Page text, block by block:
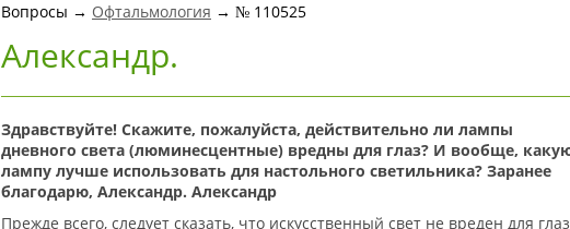
Вопросы → Офтальмология → № 110525
Александр.
Здравствуйте! Скажите, пожалуйста, действительно ли лампы
дневного света (люминесцентные) вредны для глаз? И вообще,
лампу лучше использовать для настольного светильника? Заранее
благодарю, Александр. Александр
Прежде всего, следует сказать, что искусственный свет не вреден для